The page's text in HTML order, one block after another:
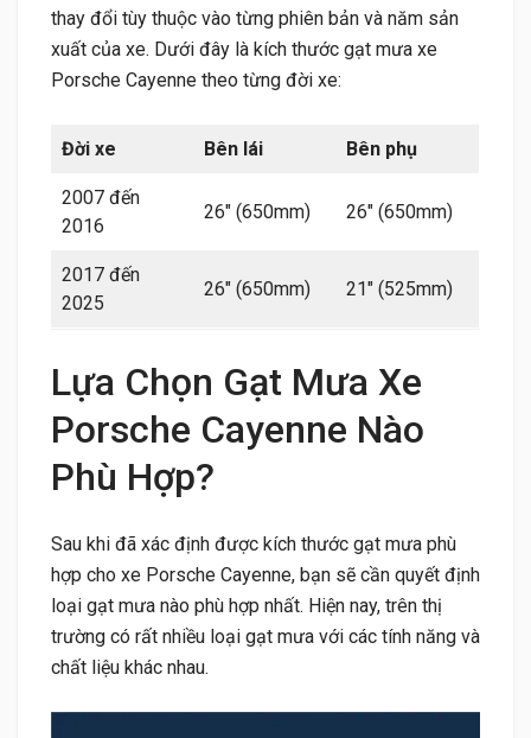
thay đổi tùy thuộc vào từng phiên bản và năm sản
xuất của xe. Dưới đây là kích thước gạt mưa xe
Porsche Cayenne theo từng đời xe:
Đời xe Bên lái Bên phụ
2007 đến
2016
26″ (650mm) 26″ (650mm)
2017 đến
2025
26″ (650mm) 21″ (525mm)
Lựa Chọn Gạt Mưa Xe
Porsche Cayenne Nào
Phù Hợp?
Sau khi đã xác định được kích thước gạt mưa phù
hợp cho xe Porsche Cayenne, bạn sẽ cần quyết định
loại gạt mưa nào phù hợp nhất. Hiện nay, trên thị
trường có rất nhiều loại gạt mưa với các tính năng và
chất liệu khác nhau.